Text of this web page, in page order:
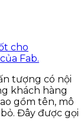
tượng có nội
khách hàng
gồm tên, mô
Đây được gọi